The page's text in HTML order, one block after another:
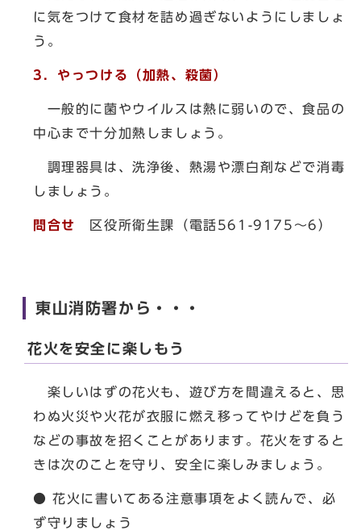
に気をつけて食材を詰め過ぎないようにしましょ
う。
3．やっつける（加熱、殺菌）
一般的に菌やウイルスは熱に弱いので、食品の
中心まで十分加熱しましょう。
調理器具は、洗浄後、熱湯や漂白剤などで消毒
しましょう。
問合せ 区役所衛生課（電話561-9175～6）
東山消防署から・・・
花火を安全に楽しもう
楽しいはずの花火も、遊び方を間違えると、思
わぬ火災や火花が衣服に燃え移ってやけどを負う
などの事故を招くことがあります。花火をすると
きは次のことを守り、安全に楽しみましょう。
● 花火に書いてある注意事項をよく読んで、必
ず守りましょう